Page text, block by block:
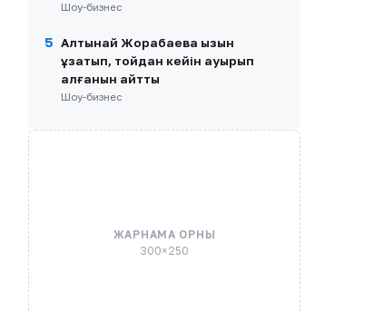
Шоу-бизнес
5 Алтынай Жорабаева қызын
ұзатып, тойдан кейін ауырып
қалғанын айтты
Шоу-бизнес
ЖАРНАМА ОРНЫ
300×250